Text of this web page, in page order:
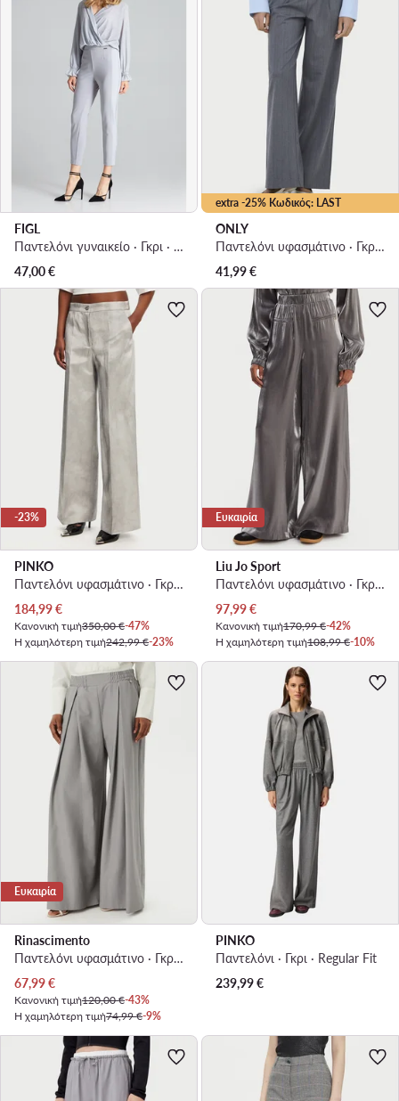
FIGL
Παντελόνι γυναικείο · Γκρι · Regular Fit
47,00€
extra -25% Κωδικός: LAST
ONLY
Παντελόνι υφασμάτινο · Γκρι · Regular Fit
41,99€
-23%
PINKO
Παντελόνι υφασμάτινο · Γκρι · Regular Fit
Τρέχουσα τιμή
184,99€
Κανονική τιμή350,00 €-47%
Η χαμηλότερη τιμή242,99 €-23%
Ευκαιρία
Liu Jo Sport
Παντελόνι υφασμάτινο · Γκρι · Relaxed Fit
Τρέχουσα τιμή
97,99€
Κανονική τιμή170,99 €-42%
Η χαμηλότερη τιμή108,99 €-10%
Ευκαιρία
Rinascimento
Παντελόνι υφασμάτινο · Γκρι · Regular Fit
Τρέχουσα τιμή
67,99€
Κανονική τιμή120,00 €-43%
Η χαμηλότερη τιμή74,99 €-9%
PINKO
Παντελόνι · Γκρι · Regular Fit
239,99€